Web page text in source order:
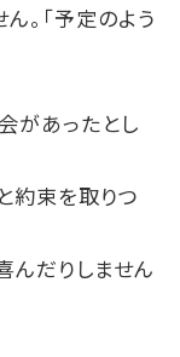
。「予定のよう
があったとし
約束を取りつ
んだりしません